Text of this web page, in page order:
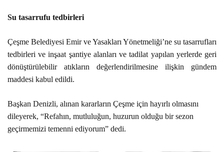
Su tasarrufu tedbirleri
Çeşme Belediyesi Emir ve Yasakları Yönetmeliği’ne su tasarrufları
tedbirleri ve inşaat şantiye alanları ve tadilat yapılan yerlerde geri
dönüştürülebilir atıkların değerlendirilmesine ilişkin gündem
maddesi kabul edildi.
Başkan Denizli, alınan kararların Çeşme için hayırlı olmasını
dileyerek, “Refahın, mutluluğun, huzurun olduğu bir sezon
geçirmemizi temenni ediyorum” dedi.